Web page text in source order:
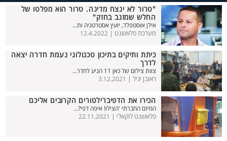
"טרור לא ינצח מדינה. טרור הוא מפלטו של
החלש שמזנב בחזק"
אילן אוסטפלד, יועץ אסטרטגיה ות...
מערכת פלאשנט | 12.4.2022
כיתת ותיקים בתיכון טכנולוגי נעמת חדרה יצאה
לדרך
צוות צילום של כאן 11 הגיע לחדר...
ראובן יגיל | 3.12.2021
הכירו את הדפיברילטורים הקרובים אליכם
המיזם החברתי 'הצילו! איפה דפי?...
פלאשנט לוקאלי | 22.11.2021